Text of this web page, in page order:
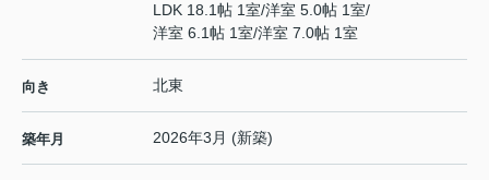
LDK 18.1帖 1室/洋室 5.0帖 1室/
洋室 6.1帖 1室/洋室 7.0帖 1室
向き 北東
築年月 2026年3月 (新築)